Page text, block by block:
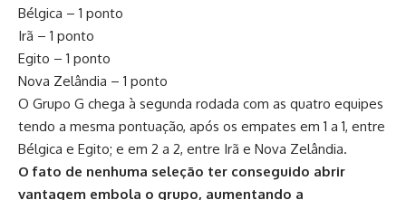
Bélgica – 1 ponto
Irã – 1 ponto
Egito – 1 ponto
Nova Zelândia – 1 ponto
O Grupo G chega à segunda rodada com as quatro equipes
tendo a mesma pontuação, após os empates em 1 a 1, entre
Bélgica e Egito; e em 2 a 2, entre Irã e Nova Zelândia.
O fato de nenhuma seleção ter conseguido abrir
vantagem embola o grupo, aumentando a